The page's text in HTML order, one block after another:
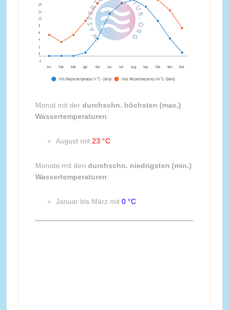
Monat mit der durchschn. höchsten (max.)
Wassertemperaturen:
August mit 23 °C
Monate mit den durchschn. niedrigsten (min.)
Wassertemperaturen:
Januar bis März mit 0 °C